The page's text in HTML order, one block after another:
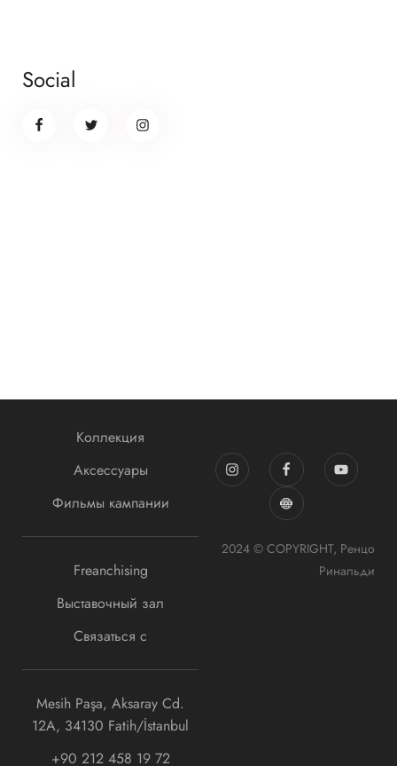
Social
Коллекция
Аксессуары
Фильмы кампании
Freanchising
Выставочный зал
Связаться с
Mesih Paşa, Aksaray Cd.
12A, 34130 Fatih/İstanbul
+90 212 458 19 72
2024 © COPYRIGHT, Ренцо
Ринальди